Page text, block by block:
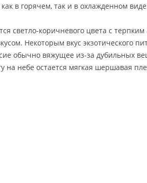
в горячем, так и в охлажденном виде
светло-коричневого цвета с
Некоторым вкус экзотического
обычно вяжущее из-за дубильных
на небе остается мягкая шершавая